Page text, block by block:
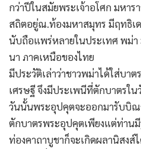
กว่าปีในสมัยพระเจ้าอโศก มหา
สถิตอยู่ณ.ท้องมหาสมุทร มีฤทธิเ
นับถือแพร่หลายในประเทศ พม่า
นา ภาคเหนือของไทย
มีประวัติเล่าว่าชาวพม่าได้ใส่บา
เศรษฐี จึงมีประเพนีที่ตักบาตรใ
วันนั้นพระอุปคุตจะออกมารับบิ
ตักบาตรพระอุปคุตเพียงแต่ท่าน
ท่องคาถาบูชาก็จะเกิดผลานิสงส์